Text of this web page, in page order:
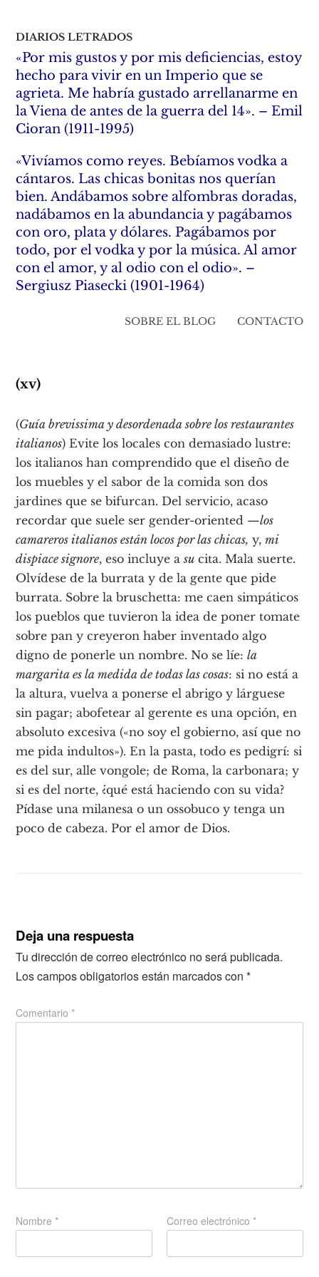
DIARIOS LETRADOS
SOBRE EL BLOG CONTACTO
(xv)
(Guía brevissima y desordenada sobre los restaurantes
italianos) Evite los locales con demasiado lustre:
los italianos han comprendido que el diseño de
los muebles y el sabor de la comida son dos
jardines que se bifurcan. Del servicio, acaso
recordar que suele ser gender-oriented —los
camareros italianos están locos por las chicas, y,mi
dispiace signore, eso incluye asu cita. Mala suerte.
Olvídese de la burrata y de la gente que pide
burrata. Sobre la bruschetta: me caen simpáticos
los pueblos que tuvieron la idea de poner tomate
sobre pan y creyeron haber inventado algo
digno de ponerle un nombre. No se líe:la
margarita es la medida de todas las cosas: si no está a
la altura, vuelva a ponerse el abrigo y lárguese
sin pagar; abofetear al gerente es una opción, en
absoluto excesiva («no soy el gobierno, así que no
me pida indultos»). En la pasta, todo es pedigrí: si
es del sur, alle vongole; de Roma, la carbonara; y
si es del norte, ¿qué está haciendo con su vida?
Pídase una milanesa o un ossobuco y tenga un
poco de cabeza. Por el amor de Dios.
Deja una respuesta
Tu dirección de correo electrónico no será publicada.
Los campos obligatorios están marcados con*
Comentario*
Nombre* Correo electrónico*